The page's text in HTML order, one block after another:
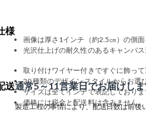
様
画像は厚さ1インチ（約2.5㎝）の側面
光沢仕上げの耐久性のあるキャンバ
取り付けワイヤー付きですぐに飾って
20 種類のデザイン スタイルからお選
サイズは全てインチで表記しており
価格には税金と配送料は含みません。
送通常5～11営業日でお届けし
製造工程の事情により、配送日数は前